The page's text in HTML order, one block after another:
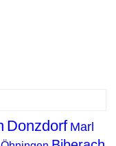
Donzdorf Marl